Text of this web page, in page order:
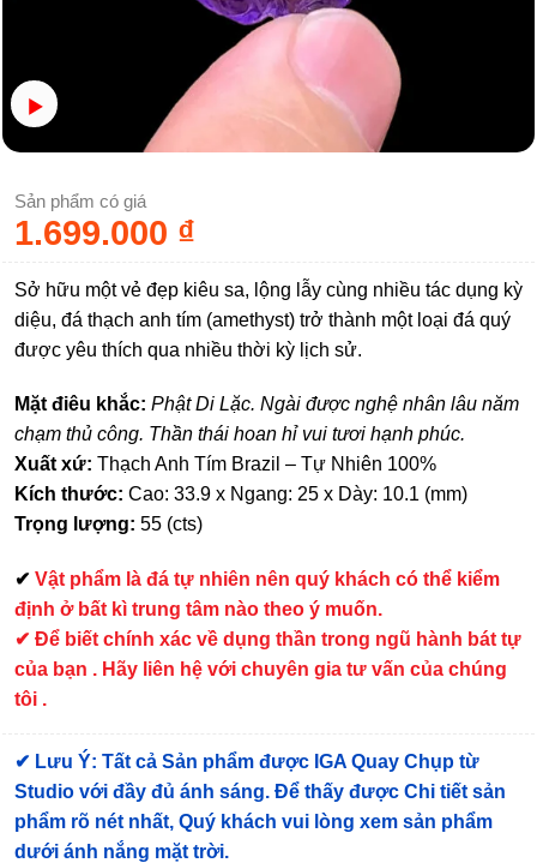
Sản phẩm có giá
1.699.000 ₫
Sở hữu một vẻ đẹp kiêu sa, lộng lẫy cùng nhiều tác dụng kỳ
diệu, đá thạch anh tím (amethyst) trở thành một loại đá quý
được yêu thích qua nhiều thời kỳ lịch sử.
Mặt điêu khắc: Phật Di Lặc. Ngài được nghệ nhân lâu năm
chạm thủ công. Thần thái hoan hỉ vui tươi hạnh phúc.
Xuất xứ: Thạch Anh Tím Brazil – Tự Nhiên 100%
Kích thước: Cao: 33.9 x Ngang: 25 x Dày: 10.1 (mm)
Trọng lượng: 55 (cts)
✔ Vật phẩm là đá tự nhiên nên quý khách có thể kiểm
định ở bất kì trung tâm nào theo ý muốn.
✔ Để biết chính xác về dụng thần trong ngũ hành bát tự
của bạn . Hãy liên hệ với chuyên gia tư vấn của chúng
tôi .
✔ Lưu Ý: Tất cả Sản phẩm được IGA Quay Chụp từ
Studio với đầy đủ ánh sáng. Để thấy được Chi tiết sản
phẩm rõ nét nhất, Quý khách vui lòng xem sản phẩm
dưới ánh nắng mặt trời.